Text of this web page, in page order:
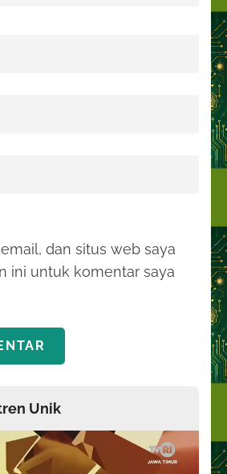
dan situs web saya
ini untuk komentar saya
Unik